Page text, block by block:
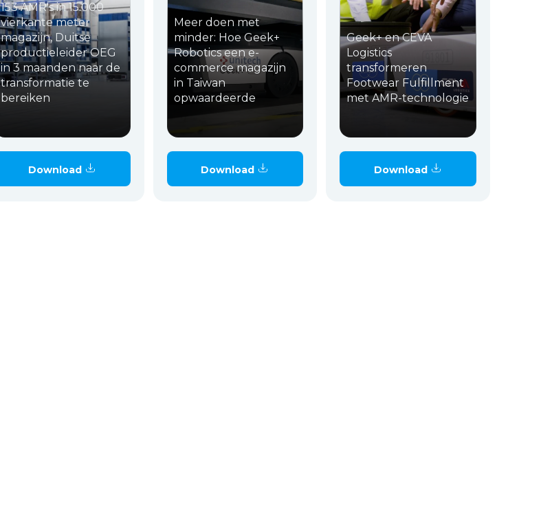
153 AMR's in 15.000
vierkante meter
magazijn, Duitse
productieleider OEG
in 3 maanden naar de
transformatie te
bereiken
Download
Meer doen met
minder: Hoe Geek+
Robotics een e-
commerce magazijn
in Taiwan
opwaardeerde
Download
Geek+ en CEVA
Logistics
transformeren
Footwear Fulfillment
met AMR-technologie
Download